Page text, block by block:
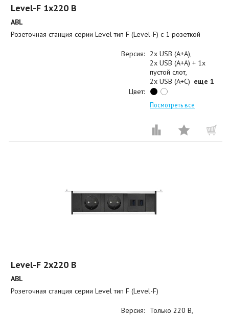
Level-F 1x220 B
ABL
Розеточная станция серии Level тип F (Level-F) с 1 розеткой
Версия: 2x USB (A+A)
2x USB (A+A) + 1x
пустой слот
2x USB (A+C) еще 1
Цвет:
Посмотреть все
Level-F 2x220 B
ABL
Розеточная станция серии Level тип F (Level-F)
Версия:
Только 220 В